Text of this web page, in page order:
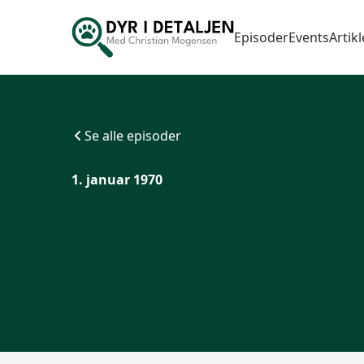
EpisoderEvents
Se alle episoder
1. januar 1970